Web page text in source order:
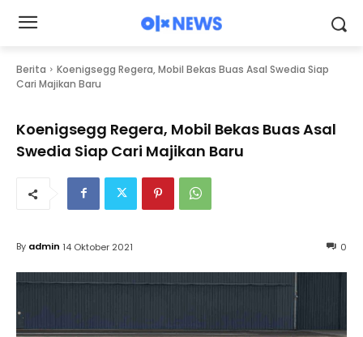
Berita
Koenigsegg Regera, Mobil Bekas Buas Asal Swedia Siap
Cari Majikan Baru
Koenigsegg Regera, Mobil Bekas Buas Asal
Swedia Siap Cari Majikan Baru
0
By admin 14 Oktober 2021